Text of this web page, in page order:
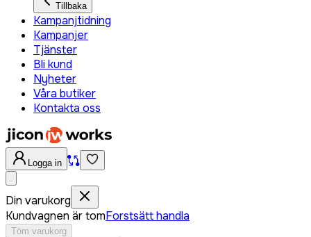
Tillbaka
Kampanjtidning
Kampanjer
Tjänster
Bli kund
Nyheter
Våra butiker
Kontakta oss
Logga in
Din varukorg
Kundvagnen är tomForstsätt handla
Töm varukorg